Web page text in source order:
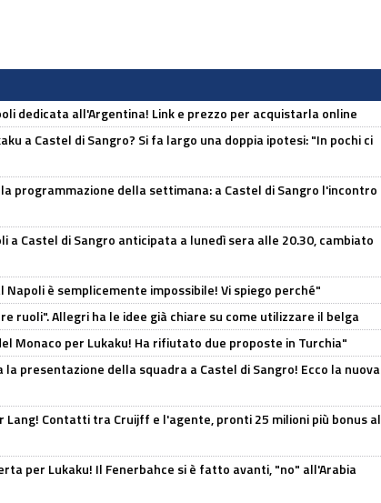
dedicata all'Argentina! Link e prezzo per acquistarla online
a Castel di Sangro? Si fa largo una doppia ipotesi: "In pochi ci
la programmazione della settimana: a Castel di Sangro l'incontro
a Castel di Sangro anticipata a lunedì sera alle 20.30, cambiato
Napoli è semplicemente impossibile! Vi spiego perché"
ruoli". Allegri ha le idee già chiare su come utilizzare il belga
Monaco per Lukaku! Ha rifiutato due proposte in Turchia"
la presentazione della squadra a Castel di Sangro! Ecco la nuova
Lang! Contatti tra Cruijff e l'agente, pronti 25 milioni più bonus al
per Lukaku! Il Fenerbahce si è fatto avanti, "no" all'Arabia